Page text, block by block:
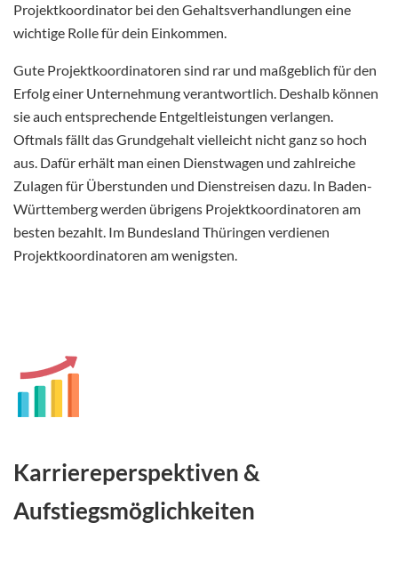
Projektkoordinator bei den Gehaltsverhandlungen eine
wichtige Rolle für dein Einkommen.
Gute Projektkoordinatoren sind rar und maßgeblich für den
Erfolg einer Unternehmung verantwortlich. Deshalb können
sie auch entsprechende Entgeltleistungen verlangen.
Oftmals fällt das Grundgehalt vielleicht nicht ganz so hoch
aus. Dafür erhält man einen Dienstwagen und zahlreiche
Zulagen für Überstunden und Dienstreisen dazu. In Baden-
Württemberg werden übrigens Projektkoordinatoren am
besten bezahlt. Im Bundesland Thüringen verdienen
Projektkoordinatoren am wenigsten.
Karriereperspektiven&
Aufstiegsmöglichkeiten